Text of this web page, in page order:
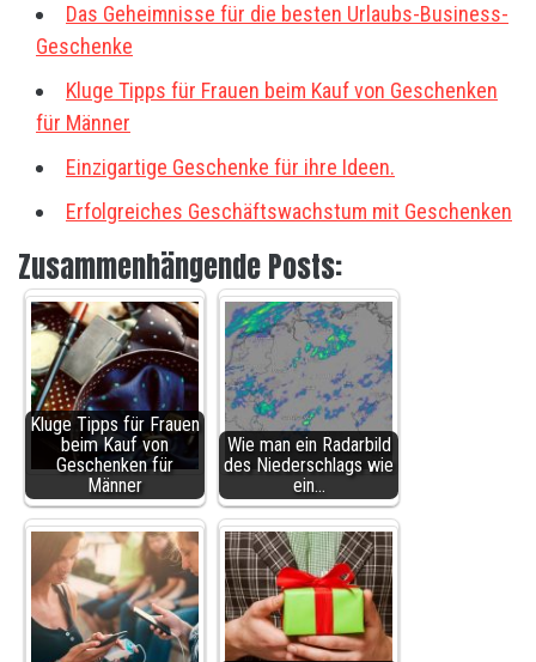
Das Geheimnisse für die besten Urlaubs-Business-
Geschenke
Kluge Tipps für Frauen beim Kauf von Geschenken
für Männer
Einzigartige Geschenke für ihre Ideen.
Erfolgreiches Geschäftswachstum mit Geschenken
Zusammenhängende Posts:
Kluge Tipps für Frauen
beim Kauf von
Geschenken für
Männer
Wie man ein Radarbild
des Niederschlags wie
ein…